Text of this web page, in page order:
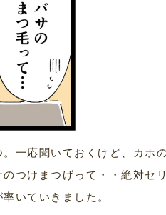
一応聞いておくけど、カホ
つけまつげって・・絶対セ
いていきました。